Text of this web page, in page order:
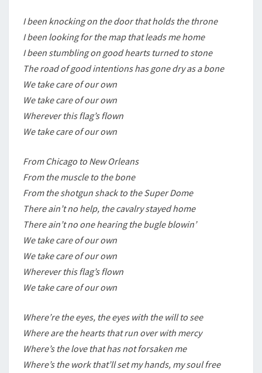
I been knocking on the door that holds the throne
I been looking for the map that leads me home
I been stumbling on good hearts turned to stone
The road of good intentions has gone dry as a bone
We take care of our own
We take care of our own
Wherever this flag’s flown
We take care of our own
From Chicago to New Orleans
From the muscle to the bone
From the shotgun shack to the Super Dome
There ain’t no help, the cavalry stayed home
There ain’t no one hearing the bugle blowin’
We take care of our own
We take care of our own
Wherever this flag’s flown
We take care of our own
Where’re the eyes, the eyes with the will to see
Where are the hearts that run over with mercy
Where’s the love that has not forsaken me
Where’s the work that’ll set my hands, my soul free